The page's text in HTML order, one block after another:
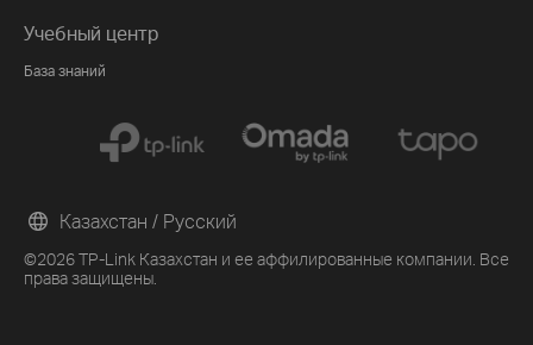
Учебный центр
База знаний
©2026 TP-Link Казахстан и ее аффилированные компании. Все
права защищены.
Казахстан / Русский